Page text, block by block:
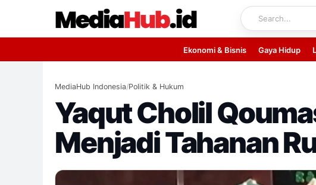
content
Ekonomi & Bisnis Gaya Hidup
MediaHub Indonesia/Politik & Hukum
Yaqut Cholil
Menjadi Tahanan